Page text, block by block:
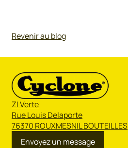
Revenir au blog
ZI Verte
Rue Louis Delaporte
76370 ROUXMESNIL BOUTEILLES
Envoyez un message